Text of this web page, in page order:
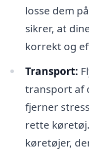
losse dem
sikrer, at
korrekt og
Transport:
transport af
fjerner
rette
køretøjer,